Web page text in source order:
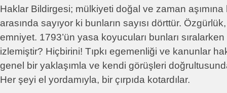
Haklar Bildirgesi; mülkiyeti doğal ve zaman
arasında sayıyor ki bunların sayısı dörttür.
emniyet. 1793’ün yasa koyucuları bunları
izlemiştir? Hiçbirini! Tıpkı egemenliği ve kanunlar
genel bir yaklaşımla ve kendi görüşleri
Her şeyi el yordamıyla, bir çırpıda kotardılar.